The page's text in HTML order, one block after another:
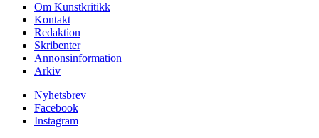
Om Kunstkritikk
Kontakt
Redaktion
Skribenter
Annonsinformation
Arkiv
Nyhetsbrev
Facebook
Instagram